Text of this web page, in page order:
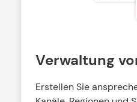
Verwaltung
Erstellen Sie